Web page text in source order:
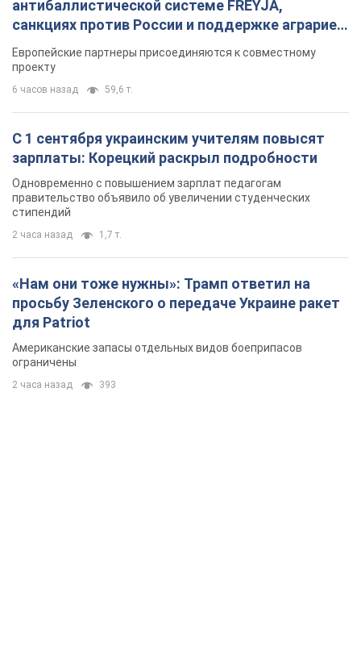
2 часа назад 1,7 т.
«Нам они тоже нужны»: Трамп ответил на
просьбу Зеленского о передаче Украине ракет
для Patriot
ограничены
2 часа назад 393